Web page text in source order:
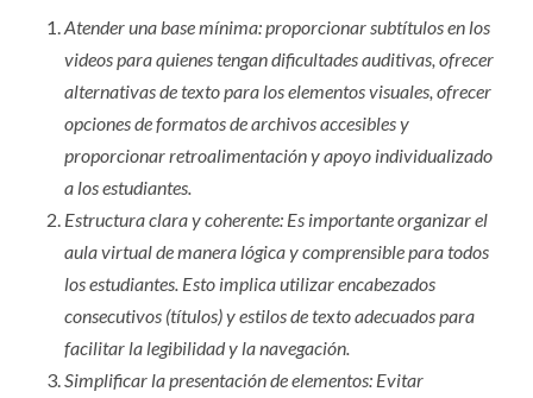
Atender una base mínima: proporcionar subtítulos en los
videos para quienes tengan dificultades auditivas, ofrecer
alternativas de texto para los elementos visuales, ofrecer
opciones de formatos de archivos accesibles y
proporcionar retroalimentación y apoyo individualizado
a los estudiantes.
Estructura clara y coherente: Es importante organizar el
aula virtual de manera lógica y comprensible para todos
los estudiantes. Esto implica utilizar encabezados
consecutivos (títulos) y estilos de texto adecuados para
facilitar la legibilidad y la navegación.
Simplificar la presentación de elementos: Evitar